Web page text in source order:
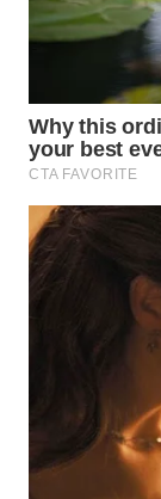
WN
BORNEO
Wahana
Media
Group
NEWS
WAHANA
INFRASTRUKTUR